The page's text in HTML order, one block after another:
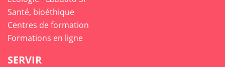
Santé, bioéthique
Centres de formation
Formations en ligne
SERVIR